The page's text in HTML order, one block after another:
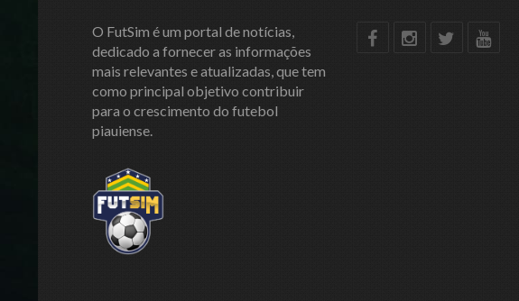
O FutSim é um portal de notícias,
dedicado a fornecer as informações
mais relevantes e atualizadas, que tem
como principal objetivo contribuir
para o crescimento do futebol
piauiense.